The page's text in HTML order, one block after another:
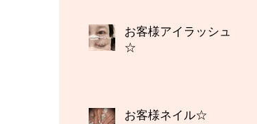
お客様アイラッシュ
☆
お客様ネイル☆